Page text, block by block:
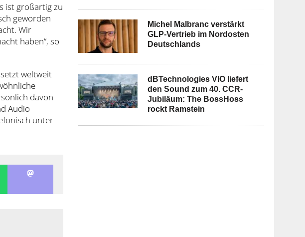
ist großartig zu
geworden
Wir
haben“, so
weltweit
davon
Audio
unter
Michel Malbranc verstärkt
GLP-Vertrieb im Nordosten
Deutschlands
dBTechnologies VIO liefert
den Sound zum 40. CCR-
Jubiläum: The BossHoss
rockt Ramstein